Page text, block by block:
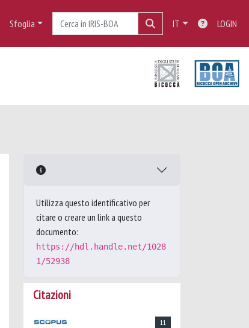
Sfoglia IT LOGIN
Utilizza questo identificativo per
citare o creare un link a questo
documento:
https://hdl.handle.net/1028
1/52938
Citazioni
11